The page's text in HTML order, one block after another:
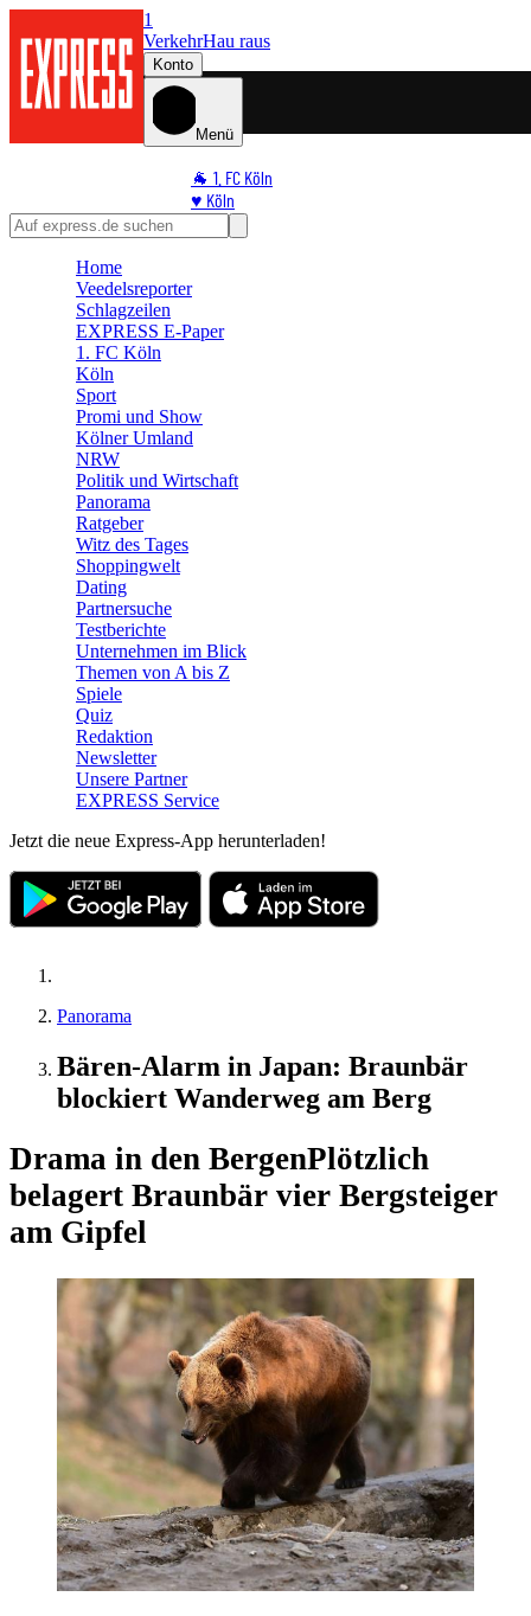
1
VerkehrHau raus
Konto
Menü
🐐 1. FC Köln
♥️ Köln
⭐ Promi
🛒 Shoppingwelt
Home
Veedelsreporter
Schlagzeilen
EXPRESS E-Paper
1. FC Köln
Köln
Sport
Promi und Show
Kölner Umland
NRW
Politik und Wirtschaft
Panorama
Ratgeber
Witz des Tages
Shoppingwelt
Dating
Partnersuche
Testberichte
Unternehmen im Blick
Themen von A bis Z
Spiele
Quiz
Redaktion
Newsletter
Unsere Partner
EXPRESS Service
Jetzt die neue Express-App herunterladen!
Panorama
Bären-Alarm in Japan: Braunbär
blockiert Wanderweg am Berg
Drama in den BergenPlötzlich
belagert Braunbär vier Bergsteiger
am Gipfel